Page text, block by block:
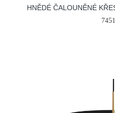
HNĚDÉ ČALOUNĚNÉ